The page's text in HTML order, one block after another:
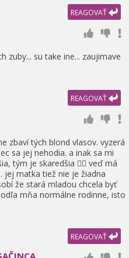
REAGOVAŤ
zuby... su take ine... zaujimave
REAGOVAŤ
zbaví tých blond vlasov. vyzerá
sa jej nehodia. a inak sa mi
tým je skaredšia 🤷‍♀️ veď má
jej matka tiež nie je žiadna
že stará mladou chcela byť
mňa normálne rodinne, isto
REAGOVAŤ